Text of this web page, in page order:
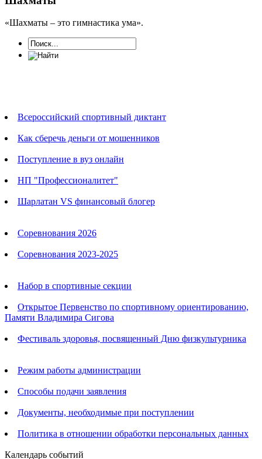
«Шахматы – это гимнастика ума».
Всероссийский спортивный диктант
Как сберечь деньги от мошенников
Поступление в вуз онлайн
НП "Профессионалитет"
Шарлатан VS финансовый блогер
Соревнования 2026
Соревнования 2023-2025
Набор в спортивные секции
Открытое Первенство по спортивному ориентированию,
Памяти Владимира Сигова
Фестиваль здоровья, посвященный Дню физкультурника
Режим работы администрации
Способы подачи заявления
Документы, необходимые при поступлении
Политика в отношении обработки персональных данных
Календарь событий